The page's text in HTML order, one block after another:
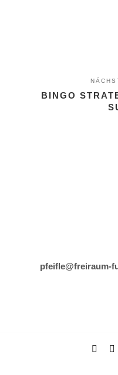
BINGO
pfeifle@freiraum-